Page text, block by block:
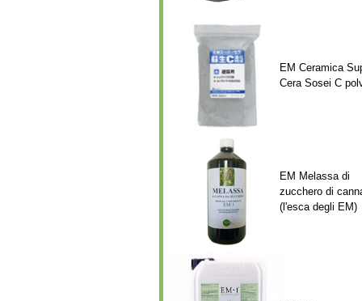
EM Ceramica
Cera Sosei C
EM Melassa di
zucchero di
(l'esca degli EM)